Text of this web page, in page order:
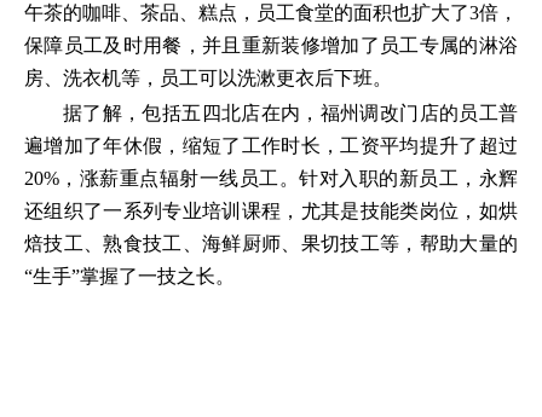
午茶的咖啡、茶品、糕点，员工食堂的面积也扩大了3倍，
保障员工及时用餐，并且重新装修增加了员工专属的淋浴
房、洗衣机等，员工可以洗漱更衣后下班。
据了解，包括五四北店在内，福州调改门店的员工普
遍增加了年休假，缩短了工作时长，工资平均提升了超过
20%，涨薪重点辐射一线员工。针对入职的新员工，永辉
还组织了一系列专业培训课程，尤其是技能类岗位，如烘
焙技工、熟食技工、海鲜厨师、果切技工等，帮助大量的
“生手”掌握了一技之长。